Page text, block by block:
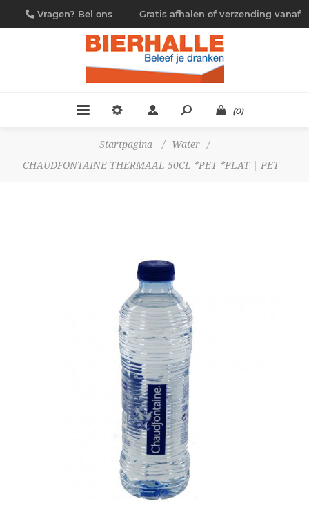
Vragen? Bel ons
09/230.88.44
Gratis afhalen of verzending vanaf
€ 4,95
(0)
Startpagina / Water
/
CHAUDFONTAINE THERMAAL 50CL *PET *PLAT | PET